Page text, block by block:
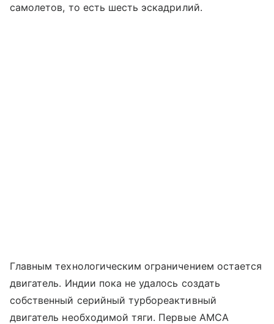
самолетов, то есть шесть эскадрилий.
Главным технологическим ограничением остается
двигатель. Индии пока не удалось создать
собственный серийный турбореактивный
двигатель необходимой тяги. Первые AMCA